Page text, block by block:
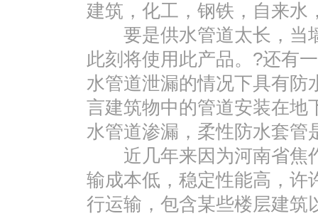
建筑，化工，钢铁，自来水
要是供水管道太长，当
此刻将使用此产品。?还有
水管道泄漏的情况下具有防
言建筑物中的管道安装在地
水管道渗漏，柔性防水套管
近几年来因为河南省焦
输成本低，稳定性能高，许
行运输，包含某些楼层建筑